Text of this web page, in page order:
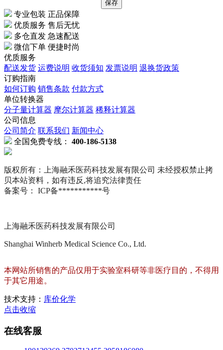
专业包装 正品保障
优质服务 售后无忧
多仓直发 急速配送
微信下单 便捷时尚
优质服务
配送发货 运费说明 收货须知 发票说明 退换货政策
订购指南
如何订购 销售条款 付款方式
单位转换器
分子量计算器 摩尔计算器 稀释计算器
公司信息
公司简介 联系我们 新闻中心
全国免费专线： 400-186-5138
版权所有：上海融禾医药科技发展有限公司 未经授权禁止拷
贝本站资料，如有违反,将追究法律责任
备案号： ICP备***********号
上海融禾医药科技发展有限公司
Shanghai Winherb Medical Science Co., Ltd.
本网站所销售的产品仅用于实验室科研等非医疗目的，不得用
于其它用途。
技术支持： 库价化学
点击收缩
在线客服